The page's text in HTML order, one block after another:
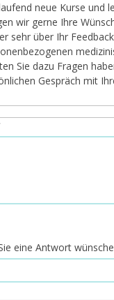
neue Kurse und
wir gerne Ihre
sehr über Ihr
Sie dazu Fragen
Gespräch mit
eine Antwort